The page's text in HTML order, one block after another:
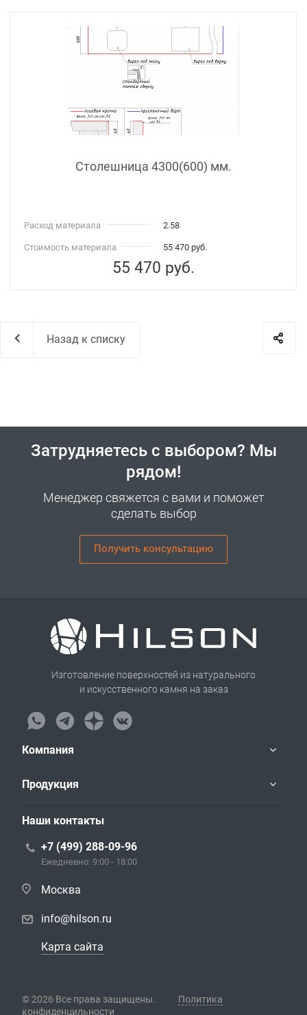
Столешница 4300(600) мм.
Расход материала 2.58
Стоимость материала 55 470 руб.
55 470 руб.
Назад к списку
Затрудняетесь с выбором? Мы
рядом!
Менеджер свяжется с вами и поможет
сделать выбор
Получить консультацию
Изготовление поверхностей из натурального
и искусственного камня на заказ
Компания
Продукция
Наши контакты
+7 (499) 288-09-96
Ежедневно: 9:00 - 18:00
Москва
info@hilson.ru
Карта сайта
© 2026 Все права защищены.
Политика
конфиденцильности